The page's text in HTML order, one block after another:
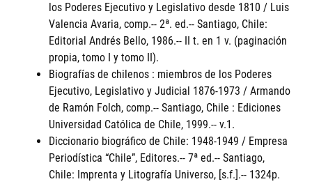
los Poderes Ejecutivo y Legislativo desde 1810 / Luis
Valencia Avaria, comp.-- 2ª. ed.-- Santiago, Chile:
Editorial Andrés Bello, 1986.-- II t. en 1 v. (paginación
propia, tomo I y tomo II).
Biografías de chilenos : miembros de los Poderes
Ejecutivo, Legislativo y Judicial 1876-1973 / Armando
de Ramón Folch, comp.-- Santiago, Chile : Ediciones
Universidad Católica de Chile, 1999.-- v.1.
Diccionario biográfico de Chile: 1948-1949 / Empresa
Periodística “Chile”, Editores.-- 7ª ed.-- Santiago,
Chile: Imprenta y Litografía Universo, [s.f.].-- 1324p.